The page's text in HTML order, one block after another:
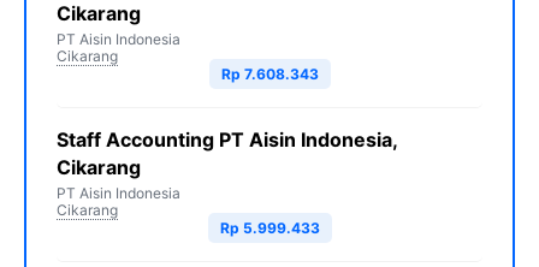
Cikarang
PT Aisin Indonesia
Cikarang
Rp 7.608.343
Staff Accounting PT Aisin Indonesia,
Cikarang
PT Aisin Indonesia
Cikarang
Rp 5.999.433